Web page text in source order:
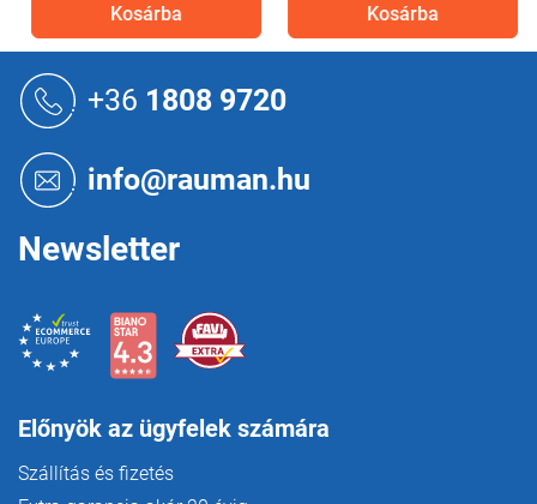
Kosárba Kosárba
+36 1808 9720
info@rauman.hu
Newsletter
Előnyök az ügyfelek számára
Szállítás és fizetés